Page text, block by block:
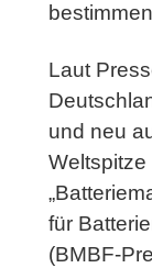
Laut
und neu
für
(BMBF-